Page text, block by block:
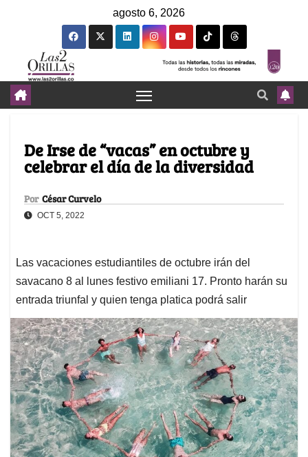
agosto 6, 2026
De Irse de “vacas” en octubre y
celebrar el día de la diversidad
Por César Curvelo
OCT 5, 2022
Las vacaciones estudiantiles de octubre irán del
savacano 8 al lunes festivo emiliani 17. Pronto harán su
entrada triunfal y quien tenga platica podrá salir